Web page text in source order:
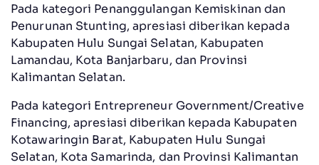
Pada kategori Penanggulangan Kemiskinan dan
Penurunan Stunting, apresiasi diberikan kepada
Kabupaten Hulu Sungai Selatan, Kabupaten
Lamandau, Kota Banjarbaru, dan Provinsi
Kalimantan Selatan.
Pada kategori Entrepreneur Government/Creative
Financing, apresiasi diberikan kepada Kabupaten
Kotawaringin Barat, Kabupaten Hulu Sungai
Selatan, Kota Samarinda, dan Provinsi Kalimantan